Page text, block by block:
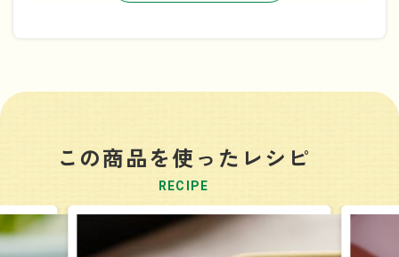
フルーツサンド
この商品を使ったレシピ
RECIPE